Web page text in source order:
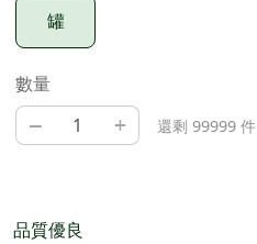
罐
數量
– + 還剩 99999 件
品質優良